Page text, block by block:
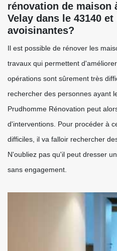
rénovation de maison
Velay dans le 43140
avoisinantes?
Il est possible de rénover les
travaux qui permettent
opérations sont sûrement très
rechercher des personnes ayant
Prudhomme Rénovation peut
d'interventions. Pour procéder à
difficiles, il va falloir rechercher
N'oubliez pas qu'il peut dresser
sans engagement.